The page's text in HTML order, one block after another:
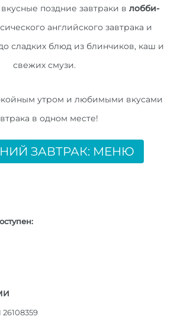
поздние завтраки в лобби-
английского завтрака и
сладких блюд из блинчиков, каш и
свежих смузи.
утром и любимыми вкусами
в одном месте!
ЗАВТРАК: МЕНЮ
26108359